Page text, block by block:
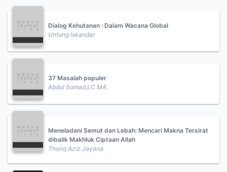
Dialog Kehutanan : Dalam Wacana Global
Untung Iskandar
37 Masalah populer
Abdul Somad,LC MA
Meneladani Semut dan Lebah: Mencari Makna Tersirat
dibalik Makhluk Ciptaan Allah
Thoriq Aziz Jayana